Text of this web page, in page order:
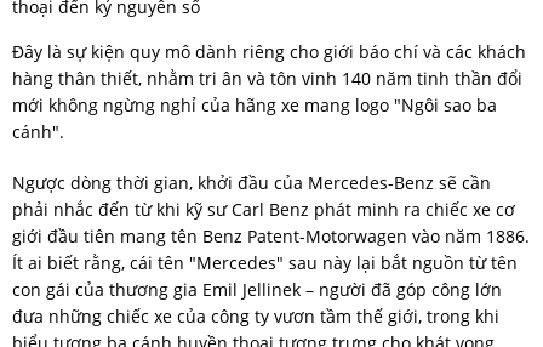
Đây là sự kiện quy mô dành riêng cho giới báo chí và các khách
hàng thân thiết, nhằm tri ân và tôn vinh 140 năm tinh thần đổi
mới không ngừng nghỉ của hãng xe mang logo "Ngôi sao ba
cánh".
Ngược dòng thời gian, khởi đầu của Mercedes-Benz sẽ cần
phải nhắc đến từ khi kỹ sư Carl Benz phát minh ra chiếc xe cơ
giới đầu tiên mang tên Benz Patent-Motorwagen vào năm 1886.
Ít ai biết rằng, cái tên "Mercedes" sau này lại bắt nguồn từ tên
con gái của thương gia Emil Jellinek – người đã góp công lớn
đưa những chiếc xe của công ty vươn tầm thế giới, trong khi